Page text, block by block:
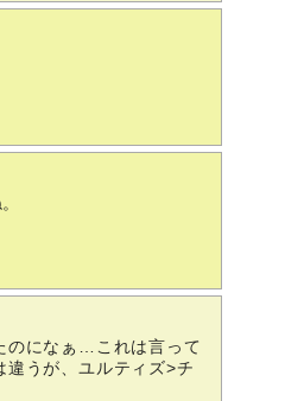
のになぁ…これは言って
違うが、ユルティズ>チ